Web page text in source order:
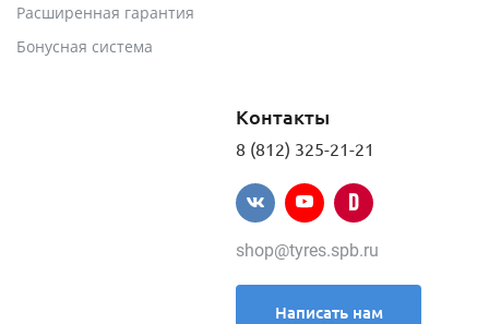
Расширенная гарантия
Бонусная система
Контакты
8 (812) 325-21-21
shop@tyres.spb.ru
Написать нам